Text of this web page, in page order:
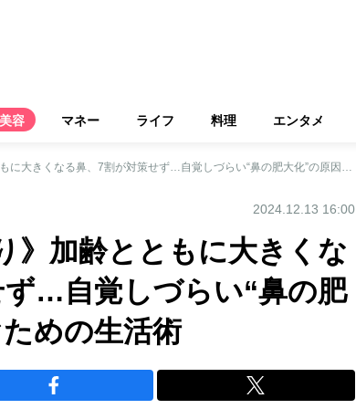
美容 マネー ライフ 料理 エンタメ
《老け顔は鼻にあり》加齢とともに大きくなる鼻、7割が対策せず…自覚しづらい“鼻の肥大化”の原因と防ぐための生活術
2024.12.13 16:00
》加齢とともに大きくな
ず…自覚しづらい“鼻の肥
めの生活術